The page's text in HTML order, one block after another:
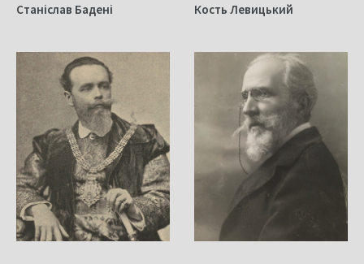
Станіслав Бадені Кость Левицький